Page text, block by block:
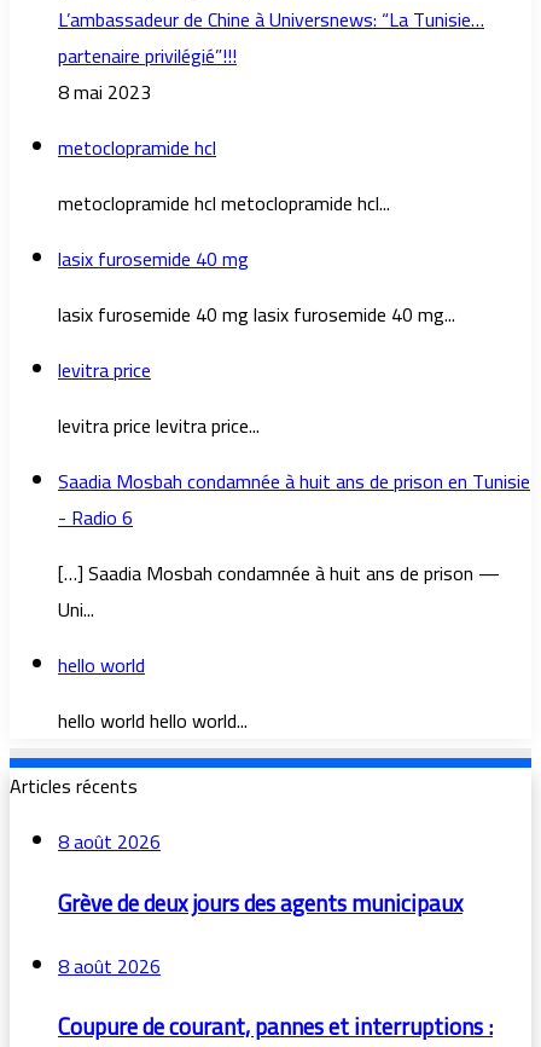
L’ambassadeur de Chine à Universnews: “La Tunisie…
partenaire privilégié”!!!
8 mai 2023
metoclopramide hcl
metoclopramide hcl metoclopramide hcl...
lasix furosemide 40 mg
lasix furosemide 40 mg lasix furosemide 40 mg...
levitra price
levitra price levitra price...
Saadia Mosbah condamnée à huit ans de prison en Tunisie
- Radio 6
[…] Saadia Mosbah condamnée à huit ans de prison —
Uni...
hello world
hello world hello world...
Articles récents
8 août 2026
Grève de deux jours des agents municipaux
8 août 2026
Coupure de courant, pannes et interruptions :